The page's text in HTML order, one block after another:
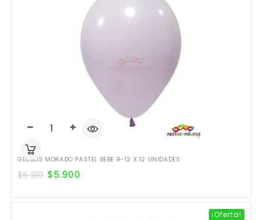
GLOBOS MORADO PASTEL BEBE R-12 X 12 UNIDADES
$6.210 $5.900
¡Oferta!